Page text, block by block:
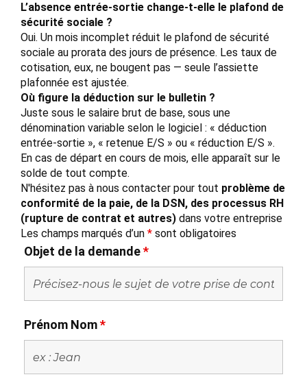
L’absence entrée-sortie change-t-elle le plafond de
sécurité sociale ?
Oui. Un mois incomplet réduit le plafond de sécurité
sociale au prorata des jours de présence. Les taux de
cotisation, eux, ne bougent pas — seule l’assiette
plafonnée est ajustée.
Où figure la déduction sur le bulletin ?
Juste sous le salaire brut de base, sous une
dénomination variable selon le logiciel : « déduction
entrée-sortie », « retenue E/S » ou « réduction E/S ».
En cas de départ en cours de mois, elle apparaît sur le
solde de tout compte.
N'hésitez pas à nous contacter pour tout problème de
conformité de la paie, de la DSN, des processus RH
(rupture de contrat et autres) dans votre entreprise
Les champs marqués d’un * sont obligatoires
Objet de la demande*
Prénom Nom*